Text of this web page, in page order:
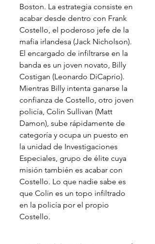
Boston. La estrategia consiste en
acabar desde dentro con Frank
Costello, el poderoso jefe de la
mafia irlandesa (Jack Nicholson).
El encargado de infiltrarse en la
banda es un joven novato, Billy
Costigan (Leonardo DiCaprio).
Mientras Billy intenta ganarse la
confianza de Costello, otro joven
policía, Colin Sullivan (Matt
Damon), sube rápidamente de
categoría y ocupa un puesto en
la unidad de Investigaciones
Especiales, grupo de élite cuya
misión también es acabar con
Costello. Lo que nadie sabe es
que Colin es un topo infiltrado
en la policía por el propio
Costello.